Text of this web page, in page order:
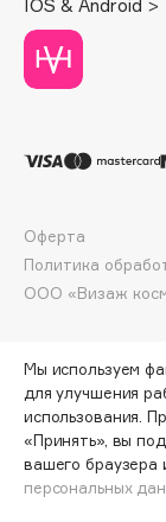
Deonica
Dessange
Dior
Dolomit
DP Daily Perfection
Dr. Vranjes Firenze
Dr.Jart+
DSD de Luxe
Dyson
ДОБАВИТЬ В
IOS & Android >
ООО «Визаж
Оферта
Политика
Мы используем
для улучшения
использования.
«Принять», вы
вашего браузера
персональных